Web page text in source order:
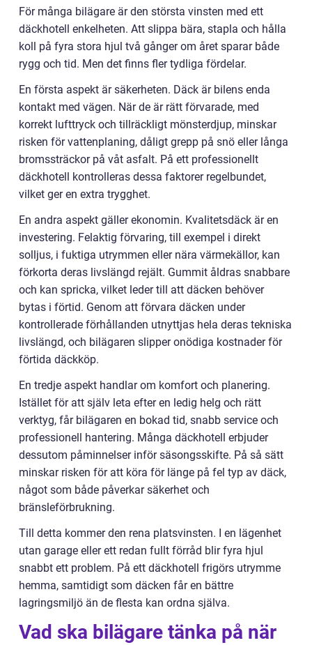
För många bilägare är den största vinsten med ett
däckhotell enkelheten. Att slippa bära, stapla och hålla
koll på fyra stora hjul två gånger om året sparar både
rygg och tid. Men det finns fler tydliga fördelar.
En första aspekt är säkerheten. Däck är bilens enda
kontakt med vägen. När de är rätt förvarade, med
korrekt lufttryck och tillräckligt mönsterdjup, minskar
risken för vattenplaning, dåligt grepp på snö eller långa
bromssträckor på våt asfalt. På ett professionellt
däckhotell kontrolleras dessa faktorer regelbundet,
vilket ger en extra trygghet.
En andra aspekt gäller ekonomin. Kvalitetsdäck är en
investering. Felaktig förvaring, till exempel i direkt
solljus, i fuktiga utrymmen eller nära värmekällor, kan
förkorta deras livslängd rejält. Gummit åldras snabbare
och kan spricka, vilket leder till att däcken behöver
bytas i förtid. Genom att förvara däcken under
kontrollerade förhållanden utnyttjas hela deras tekniska
livslängd, och bilägaren slipper onödiga kostnader för
förtida däckköp.
En tredje aspekt handlar om komfort och planering.
Istället för att själv leta efter en ledig helg och rätt
verktyg, får bilägaren en bokad tid, snabb service och
professionell hantering. Många däckhotell erbjuder
dessutom påminnelser inför säsongsskifte. På så sätt
minskar risken för att köra för länge på fel typ av däck,
något som både påverkar säkerhet och
bränsleförbrukning.
Till detta kommer den rena platsvinsten. I en lägenhet
utan garage eller ett redan fullt förråd blir fyra hjul
snabbt ett problem. På ett däckhotell frigörs utrymme
hemma, samtidigt som däcken får en bättre
lagringsmiljö än de flesta kan ordna själva.
Vad ska bilägare tänka på när